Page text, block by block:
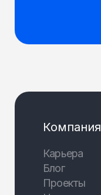
Компания
Карьера
Блог
Проекты